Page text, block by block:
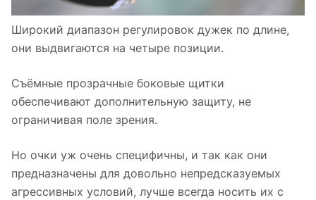
Широкий диапазон регулировок дужек по длине,
они выдвигаются на четыре позиции.
Съёмные прозрачные боковые щитки
обеспечивают дополни­тельную защиту, не
ограничивая поле зрения.
Но очки уж очень специфичны, и так как они
предназначены для довольно непредсказуемых
агрессивных условий, лучше всегда носить их с